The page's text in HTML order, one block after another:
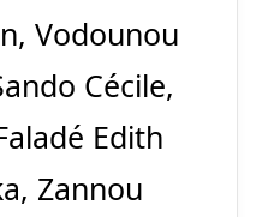
Vodounou
Cécile,
Edith
Zannou